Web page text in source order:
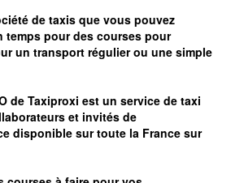
de taxis que vous pouvez
temps pour des courses pour
un transport régulierou une simple
de Taxiproxi est un service de taxi
et invités de
disponible sur toute la France sur